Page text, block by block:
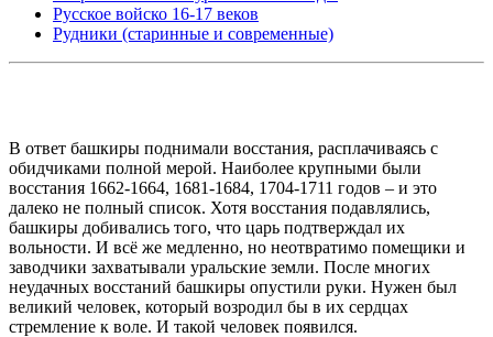
Русское войско 16-17 веков
Рудники (старинные и современные)
В ответ башкиры поднимали восстания, расплачиваясь с
обидчиками полной мерой. Наиболее крупными были
восстания 1662-1664, 1681-1684, 1704-1711 годов – и это
далеко не полный список. Хотя восстания подавлялись,
башкиры добивались того, что царь подтверждал их
вольности. И всё же медленно, но неотвратимо помещики и
заводчики захватывали уральские земли. После многих
неудачных восстаний башкиры опустили руки. Нужен был
великий человек, который возродил бы в их сердцах
стремление к воле. И такой человек появился.